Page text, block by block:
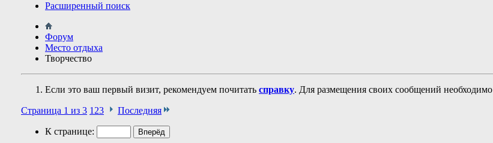
Расширенный поиск
Форум
Место отдыха
Творчество
Если это ваш первый визит, рекомендуем почитать справку. Для размещения своих сообщений необходимо
Страница 1 из 3 1 23 Последняя
К странице: